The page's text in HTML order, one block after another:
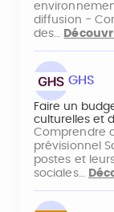
diffusion -
des…
GHS
Faire un
culturelles et
Comprendre
prévisionnel
postes et
sociales…